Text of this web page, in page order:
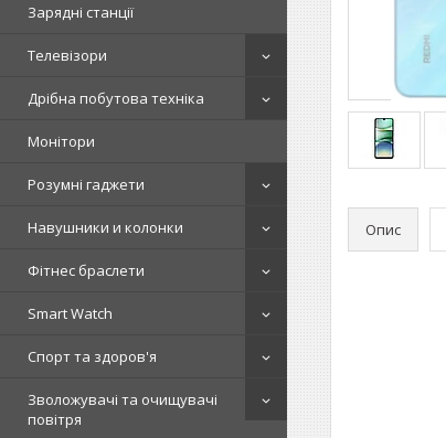
Зарядні станції
Телевізори
Дрібна побутова техніка
Монітори
Розумні гаджети
Навушники и колонки
Фітнес браслети
Smart Watch
Спорт та здоров'я
Зволожувачі та очищувачі
повітря
Опис